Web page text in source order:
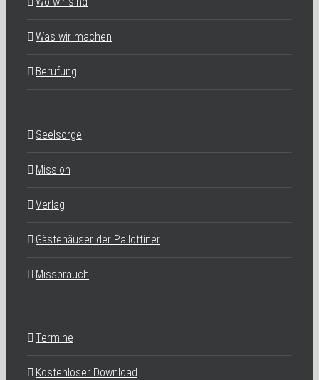
Was wir machen
Berufung
Seelsorge
Mission
Verlag
Gästehäuser der Pallottiner
Missbrauch
Termine
Kostenloser Download